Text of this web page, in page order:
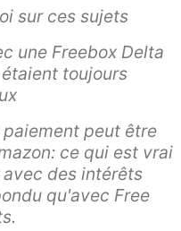
sur ces sujets
une Freebox Delta
toujours
peut être
ce qui est vrai
des intérêts
qu'avec Free